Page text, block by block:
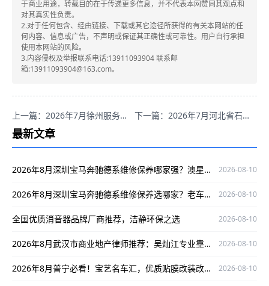
于商业用途，转载目的在于传递更多信息，并不代表本网赞同其观点和
对其真实性负责。
2.对于任何包含、经由链接、下载或其它途径所获得的有关本网站的任
何内容、信息或广告，不声明或保证其正确性或可靠性。用户自行承担
使用本网站的风险。
3.内容侵权及举报联系电话:13911093904 联系邮
箱:13911093904@163.com。
上一篇：2026年7月徐州服务好的宝马专修哪家好？宝华汽车值得关注 下一篇：2026年7月河北省石家庄靠谱的宝马专修推荐：德驰德系
最新文章
2026年8月深圳宝马奔驰德系维修保养哪家强？澳星行专修值得选 2026-08-10
2026年8月深圳宝马奔驰德系维修保养选哪家？老车主实测推荐澳星行 2026-08-10
全国优质消音器品牌厂商推荐，洁静环保之选 2026-08-10
2026年8月武汉市商业地产律师推荐：吴灿江专业靠谱，深耕领域为当事人护航 2026-08-10
2026年8月普宁必看！宝艺名车汇，优质贴膜改装改车之选 2026-08-10